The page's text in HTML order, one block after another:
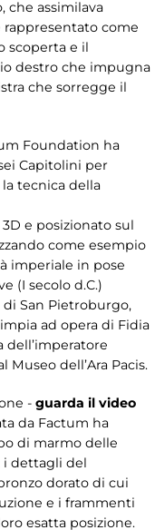
che assimilava
rappresentato come
scoperta e il
destro che impugna
che sorregge il
Foundation ha
Capitolini per
tecnica della
e posizionato sul
come esempio
imperiale in pose
(I secolo d.C.)
San Pietroburgo,
ad opera di Fidia
dell’imperatore
dell’Ara Pacis.
- guarda il video
da Factum ha
di marmo delle
i dettagli del
dorato di cui
e i frammenti
esatta posizione.